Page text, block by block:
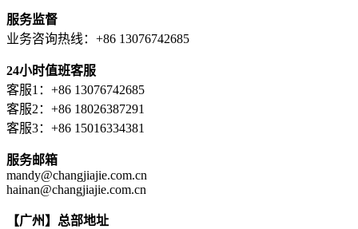
服务监督
业务咨询热线：+86 13076742685
24小时值班客服
客服1：+86 13076742685
客服2：+86 18026387291
客服3：+86 15016334381
服务邮箱
mandy@changjiajie.com.cn
hainan@changjiajie.com.cn
【广州】总部地址